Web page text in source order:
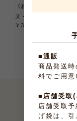
《お届けは9/22まで》テ
ヌ・ドゥ・フリュイ 6種
￥3,240
■通販
商品発送
料でご用意
■店舗受取(
店舗受取
げ袋は、引